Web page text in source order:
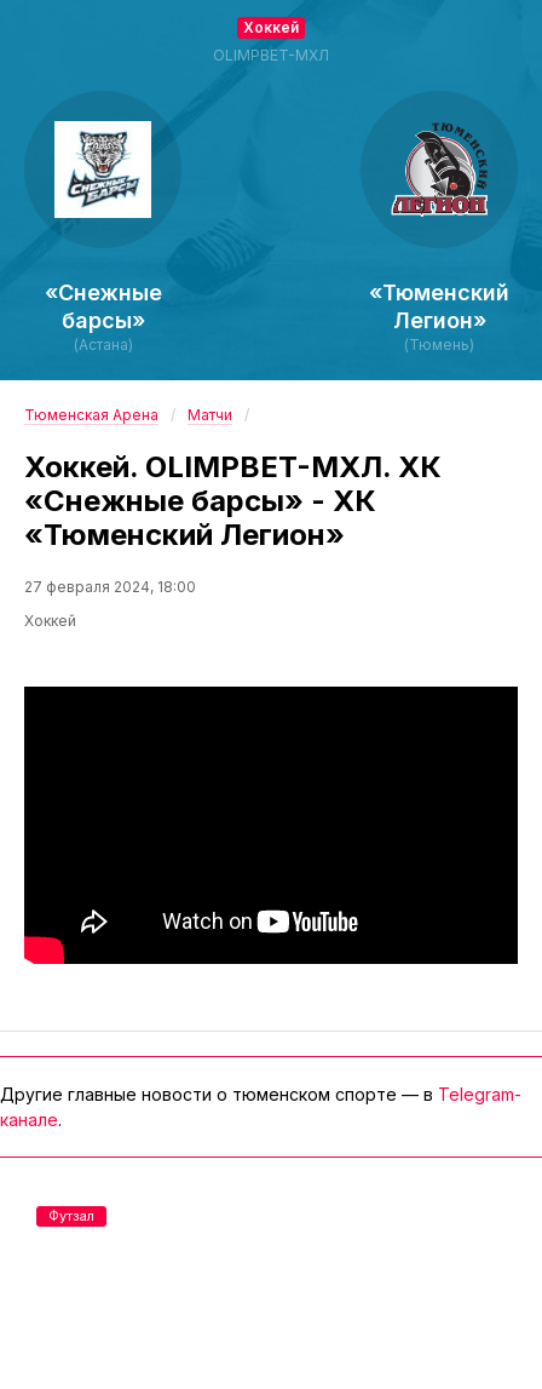
«Снежные
барсы»
(Астана)
Хоккей
OLIMPBET-МХЛ
«Тюменский
Легион»
(Тюмень)
Тюменская Арена Матчи
Хоккей. OLIMPBET-МХЛ. ХК
«Снежные барсы» - ХК
«Тюменский Легион»
27 февраля 2024, 18:00
Хоккей
Другие главные новости о тюменском спорте — в Telegram-
канале.
Футзал